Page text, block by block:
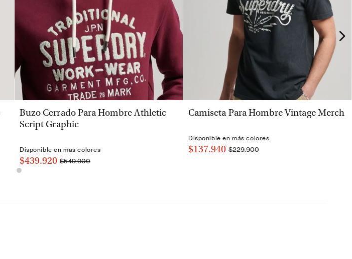
VISTA RÁPIDA
Buzo Cerrado Para Hombre Athletic
Script Graphic
Disponible en más colores
$439.920 $549.900
VISTA RÁPIDA
Camiseta Para Hombre Vintage Merch
Disponible en más colores
$137.940 $229.900